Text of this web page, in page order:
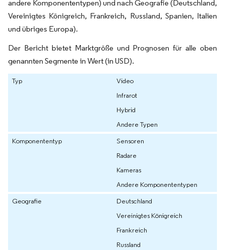
andere Komponententypen) und nach Geografie (Deutschland,
Vereinigtes Königreich, Frankreich, Russland, Spanien, Italien
und übriges Europa).
Der Bericht bietet Marktgröße und Prognosen für alle oben
genannten Segmente in Wert (in USD).
Typ
Video
Infrarot
Hybrid
Andere Typen
Komponententyp
Sensoren
Radare
Kameras
Andere Komponententypen
Geografie
Deutschland
Vereinigtes Königreich
Frankreich
Russland